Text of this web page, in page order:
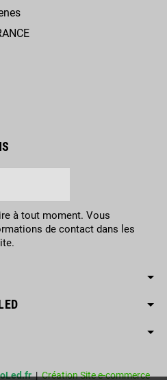
à tout moment. Vous
de contact dans les
|Création Site e-commerce